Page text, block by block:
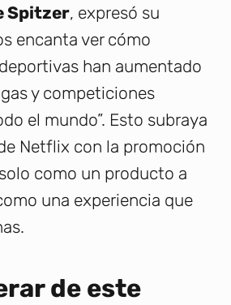
Spitzer, expresó su
encanta ver cómo
han aumentado
y competiciones
el mundo”. Esto subraya
Netflix con la promoción
como un producto a
una experiencia que
de este